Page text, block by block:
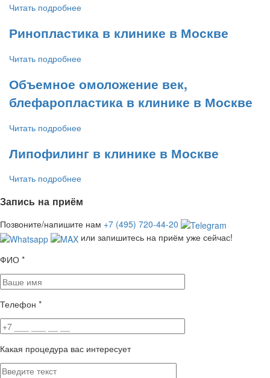
Читать подробнее
Ринопластика в клинике в Москве
Читать подробнее
Объемное омоложение век,
блефаропластика в клинике в Москве
Читать подробнее
Липофилинг в клинике в Москве
Читать подробнее
Запись на приём
Позвоните/напишите нам +7 (495) 720-44-20
или запишитесь на приём уже сейчас!
ФИО *
Телефон *
Какая процедура вас интересует